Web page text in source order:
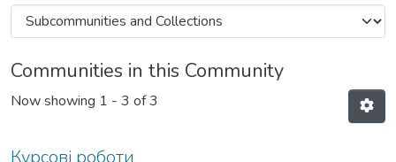
Communities in this Community
Now showing 1 - 3 of 3
Курсові роботи